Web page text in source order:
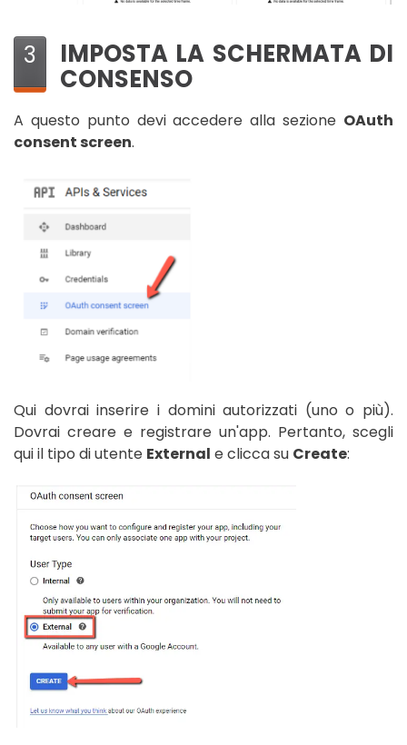
3 IMPOSTA LA SCHERMATA DI
CONSENSO
A questo punto devi accedere alla sezione OAuth
consent screen.
Qui dovrai inserire i domini autorizzati (uno o più).
Dovrai creare e registrare un'app. Pertanto, scegli
qui il tipo di utente External e clicca su Create: